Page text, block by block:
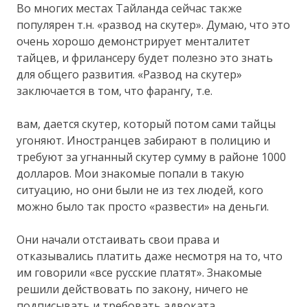
Во многих местах Тайланда сейчас также
популярен т.н. «развод на скутер». Думаю, что это
очень хорошо демонстрирует менталитет
тайцев, и фрилансеру будет полезно это знать
для общего развития. «Развод на скутер»
заключается в том, что фарангу, т.е.
вам, дается скутер, который потом сами тайцы
угоняют. Иностранцев забирают в полицию и
требуют за угнанный скутер сумму в районе 1000
долларов. Мои знакомые попали в такую
ситуацию, но они были не из тех людей, кого
можно было так просто «развести» на деньги.
Они начали отстаивать свои права и
отказывались платить даже несмотря на то, что
им говорили «все русские платят». Знакомые
решили действовать по закону, ничего не